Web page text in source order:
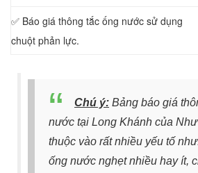
✅ Báo giá thông tắc ống nước sử dụng
chuột phản lực.
Chú ý: Bảng báo giá
nước tại Long Khánh của
thuộc vào rất nhiều yếu tố
ống nước nghẹt nhiều hay ít,